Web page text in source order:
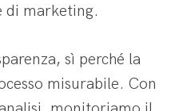
di marketing.
sì perché la
misurabile. Con